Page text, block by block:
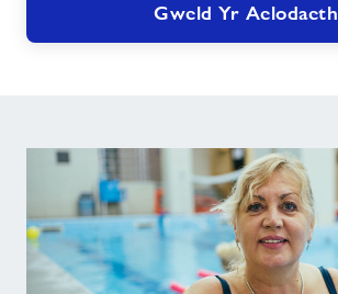
Gweld Yr Aelodaeth